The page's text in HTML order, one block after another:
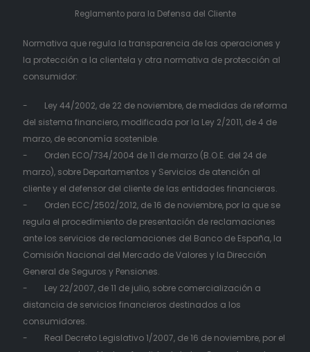
Reglamento para la Defensa del Cliente
Normativa que regula la transparencia de las operaciones y
la protección a la clientela y otra normativa de protección al
consumidor:
- Ley 44/2002, de 22 de noviembre, de medidas de reforma
del sistema financiero, modificada por la Ley 2/2011, de 4 de
marzo, de economía sostenible.
- Orden ECO/734/2004 de 11 de marzo (B.O.E. del 24 de
marzo), sobre Departamentos y Servicios de atención al
cliente y el defensor del cliente de las entidades financieras.
- Orden ECC/2502/2012, de 16 de noviembre, por la que se
regula el procedimiento de presentación de reclamaciones
ante los servicios de reclamaciones del Banco de España, la
Comisión Nacional del Mercado de Valores y la Dirección
General de Seguros y Pensiones.
- Ley 22/2007, de 11 de julio, sobre comercialización a
distancia de servicios financieros destinados a los
consumidores.
- Real Decreto Legislativo 1/2007, de 16 de noviembre, por el